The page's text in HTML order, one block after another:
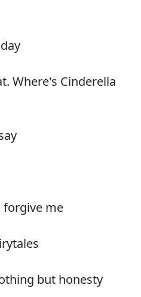
Where's Cinderella
forgive me
but honesty